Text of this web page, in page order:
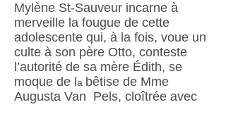
Mylène St-Sauveur incarne à
merveille la fougue de cette
adolescente qui, à la fois, voue un
culte à son père Otto, conteste
l’autorité de sa mère Édith, se
moque de l a bêtise de Mme
Augusta Van Pels, cloîtrée avec